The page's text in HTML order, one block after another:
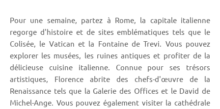
Pour une semaine, partez à Rome, la capitale italienne
regorge d'histoire et de sites emblématiques tels que le
Colisée, le Vatican et la Fontaine de Trevi. Vous pouvez
explorer les musées, les ruines antiques et profiter de la
délicieuse cuisine italienne. Connue pour ses trésors
artistiques, Florence abrite des chefs-d'œuvre de la
Renaissance tels que la Galerie des Offices et le David de
Michel-Ange. Vous pouvez également visiter la cathédrale